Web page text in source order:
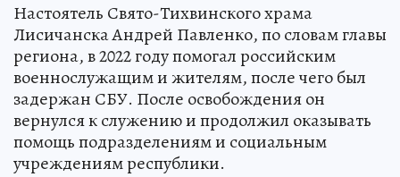
Настоятель Свято-Тихвинского храма
Лисичанска Андрей Павленко, по словам главы
региона, в 2022 году помогал российским
военнослужащим и жителям, после чего был
задержан СБУ. После освобождения он
вернулся к служению и продолжил оказывать
помощь подразделениям и социальным
учреждениям республики.